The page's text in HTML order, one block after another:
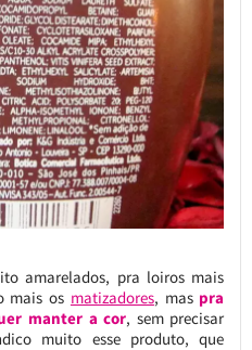
amarelados, pra loiros mais
mais os matizadores, mas pra
manter a cor, sem precisar
muito esse produto, que